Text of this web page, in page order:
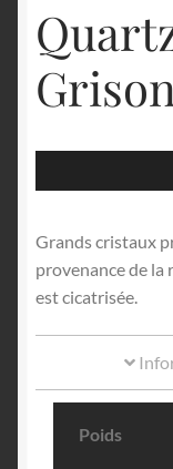
Grands cristaux
provenance de la
est cicatrisée.
Poids